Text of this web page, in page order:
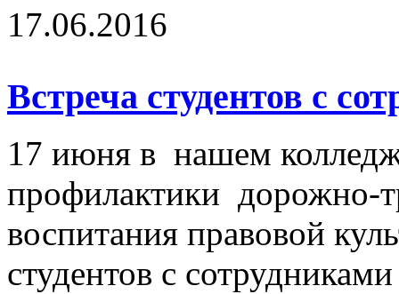
17.06.2016
Встреча студентов с
17 июня в нашем
профилактики дорожно-
воспитания правовой
студентов с